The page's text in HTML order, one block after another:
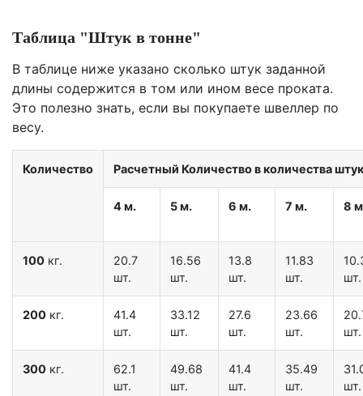
Таблица "Штук в тонне"
В таблице ниже указано сколько штук заданной
длины содержится в том или ином весе проката.
Это полезно знать, если вы покупаете швеллер по
весу.
Количество Расчетный Количество в количества
4 м. 5 м. 6 м. 7 м. 8
100 кг.
20.7
шт.
16.56
шт.
13.8
шт.
11.83
шт.
шт.
200 кг.
41.4
шт.
33.12
шт.
27.6
шт.
23.66
шт.
шт.
300 кг.
62.1
шт.
49.68
шт.
41.4
шт.
35.49
шт.
шт.